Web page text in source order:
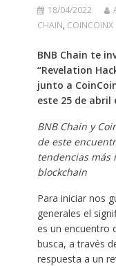
18/04/2022
CHAIN, COINCOINX
BNB Chain te
“Revelation
junto a
este 25 de abril
BNB Chain y
de este
tendencias más
blockchain
Para iniciar nos
generales el
es un encuentro
busca, a través
respuesta a un